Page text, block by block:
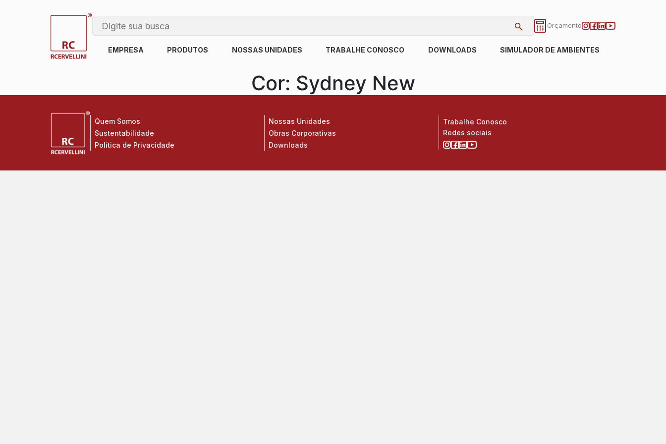
Orçamento
EMPRESA PRODUTOS NOSSAS UNIDADES TRABALHE CONOSCO DOWNLOADS SIMULADOR DE AMBIENTES
Cor: Sydney New
Quem Somos
Sustentabilidade
Política de Privacidade
Nossas Unidades
Obras Corporativas
Downloads
Trabalhe Conosco
Redes sociais